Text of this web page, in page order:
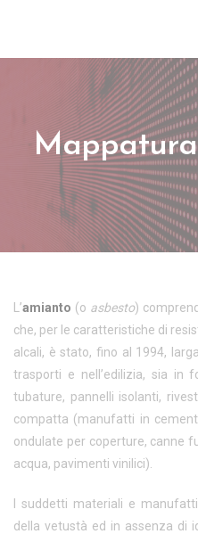
L’amianto (o asbesto)
che, per le caratteristiche di
alcali, è stato, fino al 1994,
trasporti e nell’edilizia, sia in
tubature, pannelli isolanti,
compatta (manufatti in
ondulate per coperture, canne
acqua, pavimenti vinilici).
I suddetti materiali e
della vetustà ed in assenza di